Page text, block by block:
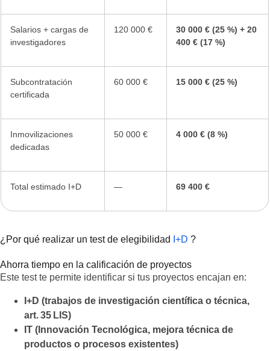
Salarios + cargas de
investigadores
120 000 €
30 000 € (25 %) + 20
400 € (17 %)
Subcontratación
certificada
60 000 € 15 000 € (25 %)
Inmovilizaciones
dedicadas
50 000 € 4 000 € (8 %)
Total estimado I+D — 69 400 €
¿Por qué realizar un test de elegibilidad I+D ?
Ahorra tiempo en la calificación de proyectos
Este test te permite identificar si tus proyectos encajan en:
I+D (trabajos de investigación científica o técnica,
art. 35 LIS)
IT (Innovación Tecnológica, mejora técnica de
productos o procesos existentes)